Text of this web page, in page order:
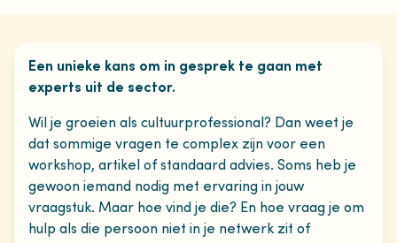
Een unieke kans om in gesprek te gaan met
experts uit de sector.
Wil je groeien als cultuurprofessional? Dan weet je
dat sommige vragen te complex zijn voor een
workshop, artikel of standaard advies. Soms heb je
gewoon iemand nodig met ervaring in jouw
vraagstuk. Maar hoe vind je die? En hoe vraag je om
hulp als die persoon niet in je netwerk zit of